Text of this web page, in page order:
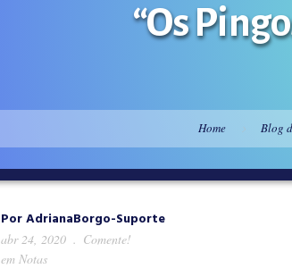
“Os
Home Blog
PorAdrianaBorgo-Suporte
abr 24, 2020
Comente!
em Notas